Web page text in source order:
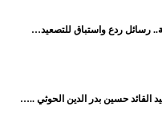
رسائل ردع واستباق للتصعيد…
القائد حسين بدر الدين الحوثي ..…